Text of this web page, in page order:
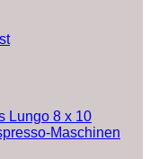
Lungo 8 x 10
Maschinen